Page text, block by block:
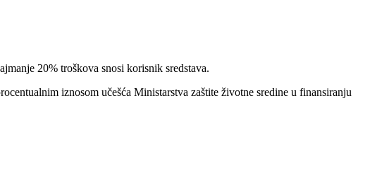
20% troškova snosi korisnik sredstava.
iznosom učešća Ministarstva zaštite životne sredine u finansiranju